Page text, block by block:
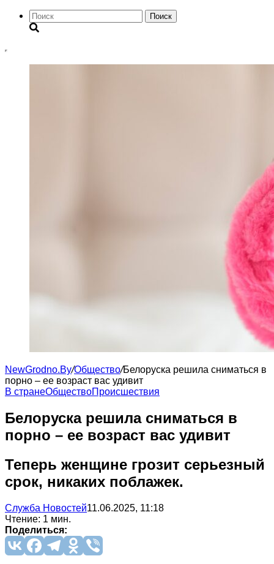
Поиск
NewGrodno.By/Общество/Белоруска решила сниматься в
порно – ее возраст вас удивит
В странеОбществоПроисшествия
Белоруска решила сниматься в
порно – ее возраст вас удивит
Теперь женщине грозит серьезный
срок, никаких поблажек.
Служба Новостей11.06.2025, 11:18
Чтение: 1 мин.
Поделиться: